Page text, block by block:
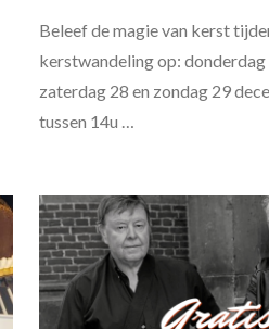
Beleef de magie van kerst
kerstwandeling op: donderdag
zaterdag 28 en zondag 29
tussen 14u …